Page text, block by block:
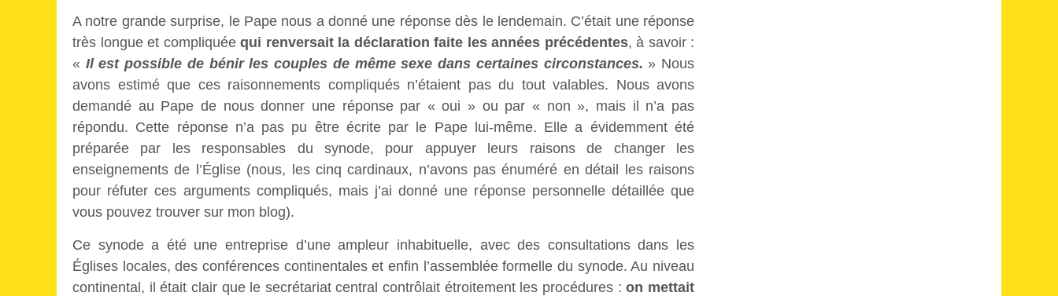
A notre grande surprise, le Pape nous a donné une réponse dès le lendemain. C’était une réponse
très longue et compliquée qui renversait la déclaration faite les années précédentes, à savoir :
« Il est possible de bénir les couples de même sexe dans certaines circonstances. » Nous
avons estimé que ces raisonnements compliqués n’étaient pas du tout valables. Nous avons
demandé au Pape de nous donner une réponse par « oui » ou par « non », mais il n’a pas
répondu. Cette réponse n’a pas pu être écrite par le Pape lui-même. Elle a évidemment été
préparée par les responsables du synode, pour appuyer leurs raisons de changer les
enseignements de l’Église (nous, les cinq cardinaux, n’avons pas énuméré en détail les raisons
pour réfuter ces arguments compliqués, mais j’ai donné une réponse personnelle détaillée que
vous pouvez trouver sur mon blog).
Ce synode a été une entreprise d’une ampleur inhabituelle, avec des consultations dans les
Églises locales, des conférences continentales et enfin l’assemblée formelle du synode. Au niveau
continental, il était clair que le secrétariat central contrôlait étroitement les procédures :on mettait